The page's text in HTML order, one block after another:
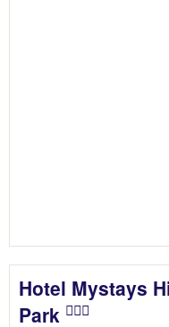
Hotel Mystays
Park